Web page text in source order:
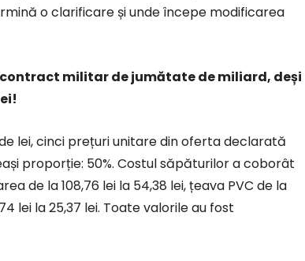
o clarificare și unde începe modificarea
militar de jumătate de miliard, deși
lei, cinci prețuri unitare din oferta declarată
proporție: 50%. Costul săpăturilor a coborât
de la 108,76 lei la 54,38 lei, țeava PVC de la
lei la 25,37 lei. Toate valorile au fost